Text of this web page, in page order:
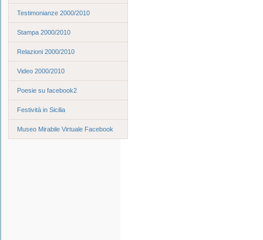
Testimonianze 2000/2010
Stampa 2000/2010
Relazioni 2000/2010
Video 2000/2010
Poesie su facebook2
Festività in Sicilia
Museo Mirabile Virtuale Facebook